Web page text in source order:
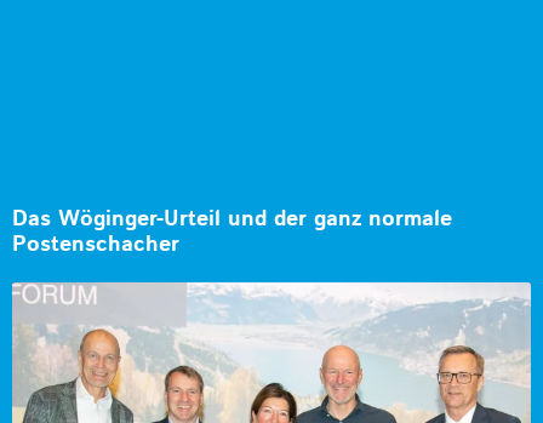
Das Wöginger-Urteil und der ganz normale
Postenschacher